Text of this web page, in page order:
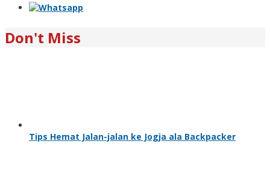
Don't Miss
Tips Hemat Jalan-jalan ke Jogja ala Backpacker